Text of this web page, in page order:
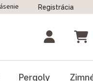
od zmluvyRegistrácia
Pergoly